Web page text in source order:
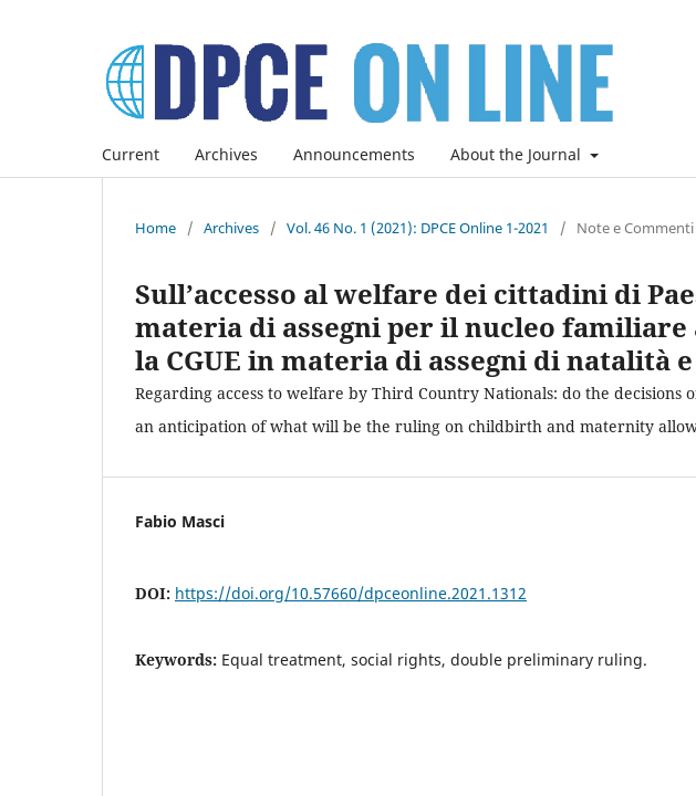
Current Archives Announcements About the Journal
Home / Archives / Vol. 46 No. 1 (2021): DPCE Online 1-2021 / Note e Commenti
Sull’accesso al welfare dei cittadini di
materia di assegni per il nucleo
la CGUE in materia di assegni di natalità
Regarding access to welfare by Third Country Nationals: do the decisions
an anticipation of what will be the ruling on childbirth and maternity
Fabio Masci
DOI: https://doi.org/10.57660/dpceonline.2021.1312
Keywords: Equal treatment, social rights, double preliminary ruling.